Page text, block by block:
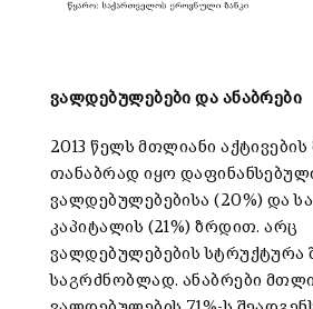
ვალდებულებები და ანაბრები
2013 წელს მთლიანი
თანაბრად იყო
ვალდებულებებისა (20%) და
კაპიტალის (21%) ზრდით. არც
ვალდებულებების სტრუქტურა
საგრძნობლად. ანაბრები